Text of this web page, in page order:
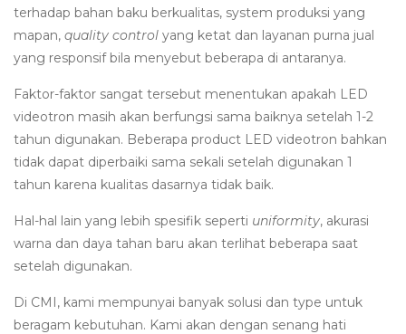
terhadap bahan baku berkualitas, system produksi yang
mapan, quality control yang ketat dan layanan purna jual
yang responsif bila menyebut beberapa di antaranya.
Faktor-faktor sangat tersebut menentukan apakah LED
videotron masih akan berfungsi sama baiknya setelah 1-2
tahun digunakan. Beberapa product LED videotron bahkan
tidak dapat diperbaiki sama sekali setelah digunakan 1
tahun karena kualitas dasarnya tidak baik.
Hal-hal lain yang lebih spesifik seperti uniformity, akurasi
warna dan daya tahan baru akan terlihat beberapa saat
setelah digunakan.
Di CMI, kami mempunyai banyak solusi dan type untuk
beragam kebutuhan. Kami akan dengan senang hati